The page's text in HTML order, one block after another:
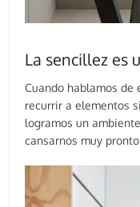
La sencillez es
Cuando hablamos de
recurrir a elementos
logramos un
cansarnos muy